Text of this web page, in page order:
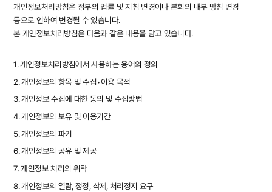
개인정보처리방침은 정부의 법률 및 지침 변경이나 본회의 내부 방침 변경
등으로 인하여 변경될 수 있습니다.
본 개인정보처리방침은 다음과 같은 내용을 담고 있습니다.
1. 개인정보처리방침에서 사용하는 용어의 정의
2. 개인정보의 항목 및 수집•이용 목적
3. 개인정보 수집에 대한 동의 및 수집방법
4. 개인정보의 보유 및 이용기간
5. 개인정보의 파기
6. 개인정보의 공유 및 제공
7. 개인정보 처리의 위탁
8. 개인정보의 열람, 정정, 삭제, 처리정지 요구